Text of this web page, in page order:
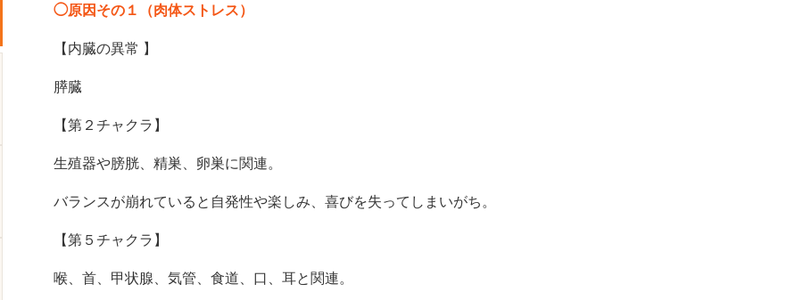
◯原因その１（肉体ストレス）
【内臓の異常 】
膵臓
【第２チャクラ】
生殖器や膀胱、精巣、卵巣に関連。
バランスが崩れていると自発性や楽しみ、喜びを失ってしまいがち。
【第５チャクラ】
喉、首、甲状腺、気管、食道、口、耳と関連。